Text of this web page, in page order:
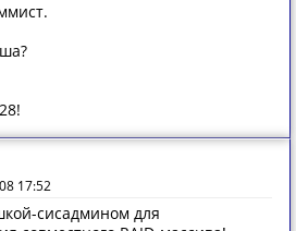
17:52
сисадмином для